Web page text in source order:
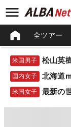
全ツアー
米国男子
国内女子 北海道
米国女子 最新の